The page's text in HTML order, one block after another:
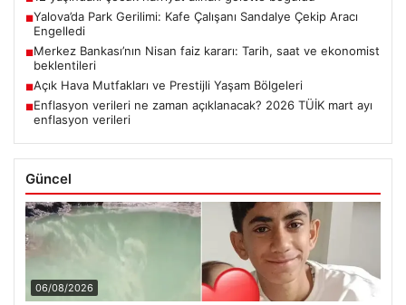
■Yalova’da Park Gerilimi: Kafe Çalışanı Sandalye Çekip Aracı
Engelledi
■Merkez Bankası’nın Nisan faiz kararı: Tarih, saat ve ekonomist
beklentileri
■Açık Hava Mutfakları ve Prestijli Yaşam Bölgeleri
■Enflasyon verileri ne zaman açıklanacak? 2026 TÜİK mart ayı
enflasyon verileri
Güncel
06/08/2026